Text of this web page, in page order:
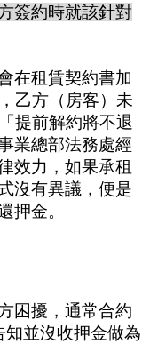
簽約時就該針對
在租賃契約書加
乙方（房客）未
提前解約將不退
業總部法務處經
效力，如果承租
沒有異議，便是
押金。
困擾，通常合約
知並沒收押金做為